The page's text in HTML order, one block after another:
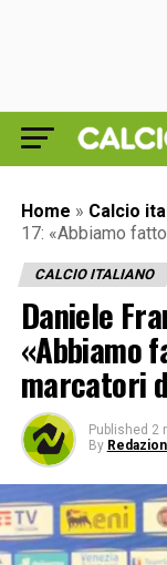
Home » Calcio
17: «Abbiamo
CALCIO ITALIANO
Daniele
«Abbiamo
marcatori
Published 2
By